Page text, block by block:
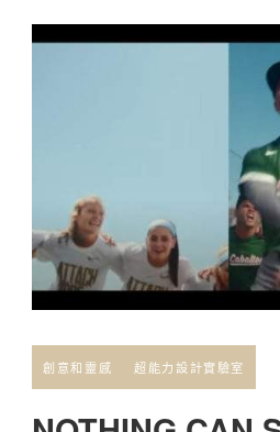
創意和靈感 超能力設計實驗室